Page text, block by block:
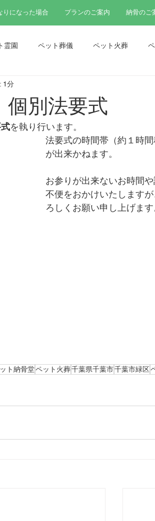
りになった場合 プランのご案内 納骨のご
霊園 ペット葬儀 ペット火葬
ト分骨
個別法要式
1分
を執り行います。
法要式の時間帯（約１時
が出来かねます。
お参りが出来ないお時間
不便をおかけいたします
ろしくお願い申し上げます
ト納骨堂ペット火葬千葉県千葉市千葉市緑区